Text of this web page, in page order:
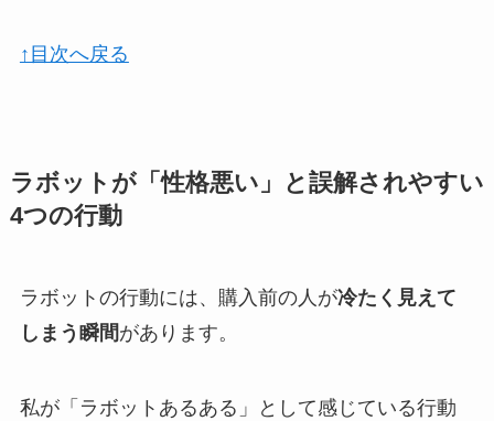
↑目次へ戻る
ラボットが「性格悪い」と誤解されやすい
4つの行動
ラボットの行動には、購入前の人が冷たく見えて
しまう瞬間があります。
私が「ラボットあるある」として感じている行動